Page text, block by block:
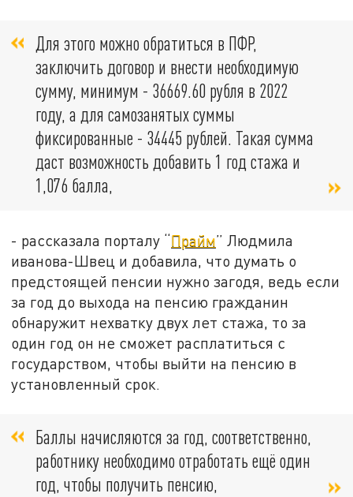
Для этого можно обратиться в ПФР,
заключить договор и внести необходимую
сумму, минимум - 36669.60 рубля в 2022
году, а для самозанятых суммы
фиксированные - 34445 рублей. Такая сумма
даст возможность добавить 1 год стажа и
1,076 балла,
- рассказала порталу “Прайм” Людмила
иванова-Швец и добавила, что думать о
предстоящей пенсии нужно загодя, ведь если
за год до выхода на пенсию гражданин
обнаружит нехватку двух лет стажа, то за
один год он не сможет расплатиться с
государством, чтобы выйти на пенсию в
установленный срок.
Баллы начисляются за год, соответственно,
работнику необходимо отработать ещё один
год, чтобы получить пенсию,